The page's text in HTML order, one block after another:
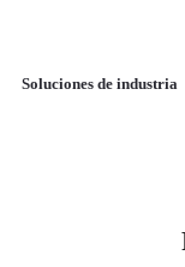
Soluciones de industria